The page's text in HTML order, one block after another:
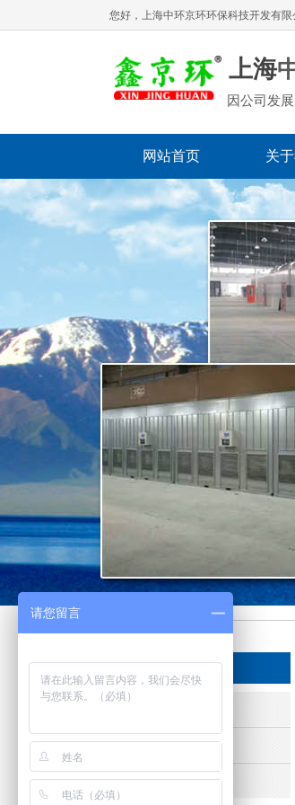
您好，上海中环京环环保科技开发有限
上海
因公司发
网站首页 关
栏目导航
· 企业文化
· 服务宗旨
请您留言